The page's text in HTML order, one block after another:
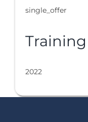
single_offer
2022